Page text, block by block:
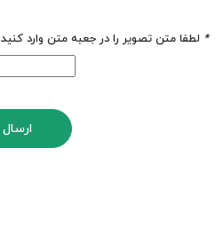
* لطفا متن تصویر را در جعبه متن وارد کنید
ارسال